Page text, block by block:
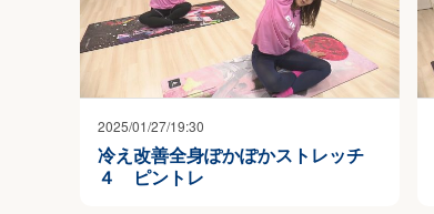
2025/01/27/19:30
冷え改善全身ぽかぽかストレッチ
４ ピントレ